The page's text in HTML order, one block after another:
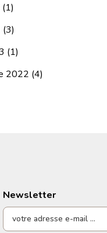
(1)
(3)
(1)
2022 (4)
Newsletter